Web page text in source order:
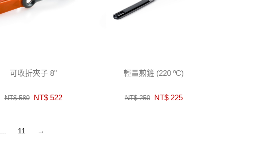
可收折夾子 8"
NT$ 580 NT$ 522
輕量煎鏟 (220 ºC)
NT$ 250 NT$ 225
... 11 →